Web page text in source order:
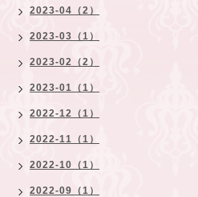
2023-04（2）
2023-03（1）
2023-02（2）
2023-01（1）
2022-12（1）
2022-11（1）
2022-10（1）
2022-09（1）